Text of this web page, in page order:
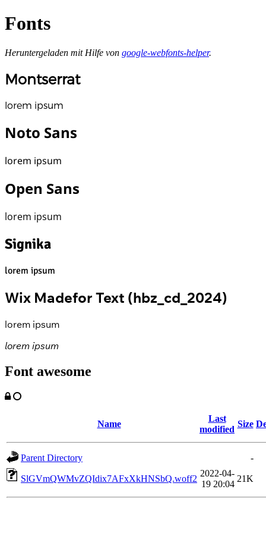
Fonts
Heruntergeladen mit Hilfe von google-webfonts-helper.
Montserrat
lorem ipsum
Noto Sans
lorem ipsum
Open Sans
lorem ipsum
Signika
lorem ipsum
Wix Madefor Text (hbz_cd_2024)
lorem ipsum
lorem ipsum
Font awesome
Name
Last
modified
Size
Parent Directory -
SlGVmQWMvZQIdix7AFxXkHNSbQ.woff2
2022-04-
19 20:04
21K